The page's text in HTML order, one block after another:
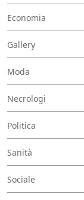
Economia
Gallery
Moda
Necrologi
Politica
Sanità
Sociale